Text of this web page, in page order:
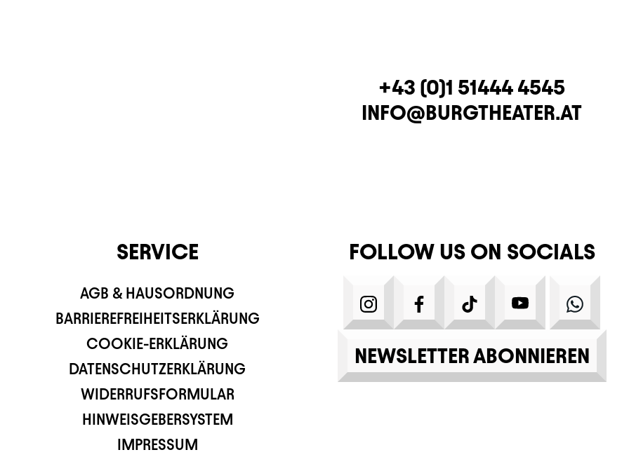
TELEPHONE
+43 (0)1 51444 4545
E-MAIL
INFO@BURGTHEATER.AT
FOLLOW US ON SOCIALS
INSTAGRAMFACEBOOK
TIKTOK YOUTUBE
NEWSLETTER ABONNIEREN
SERVICE
AGB & HAUSORDNUNG
BARRIEREFREIHEITSERKLÄRUNG
COOKIE-ERKLÄRUNG
DATENSCHUTZERKLÄRUNG
WIDERRUFSFORMULAR
HINWEISGEBERSYSTEM
IMPRESSUM